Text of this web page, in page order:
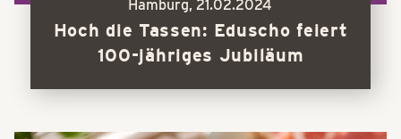
Hamburg,21.02.2024
Hoch die Tassen: Eduscho feiert
100-jähriges Jubiläum